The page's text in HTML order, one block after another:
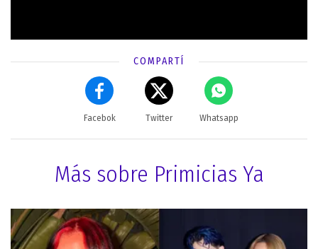
COMPARTÍ
Facebok Twitter Whatsapp
Más sobre Primicias Ya